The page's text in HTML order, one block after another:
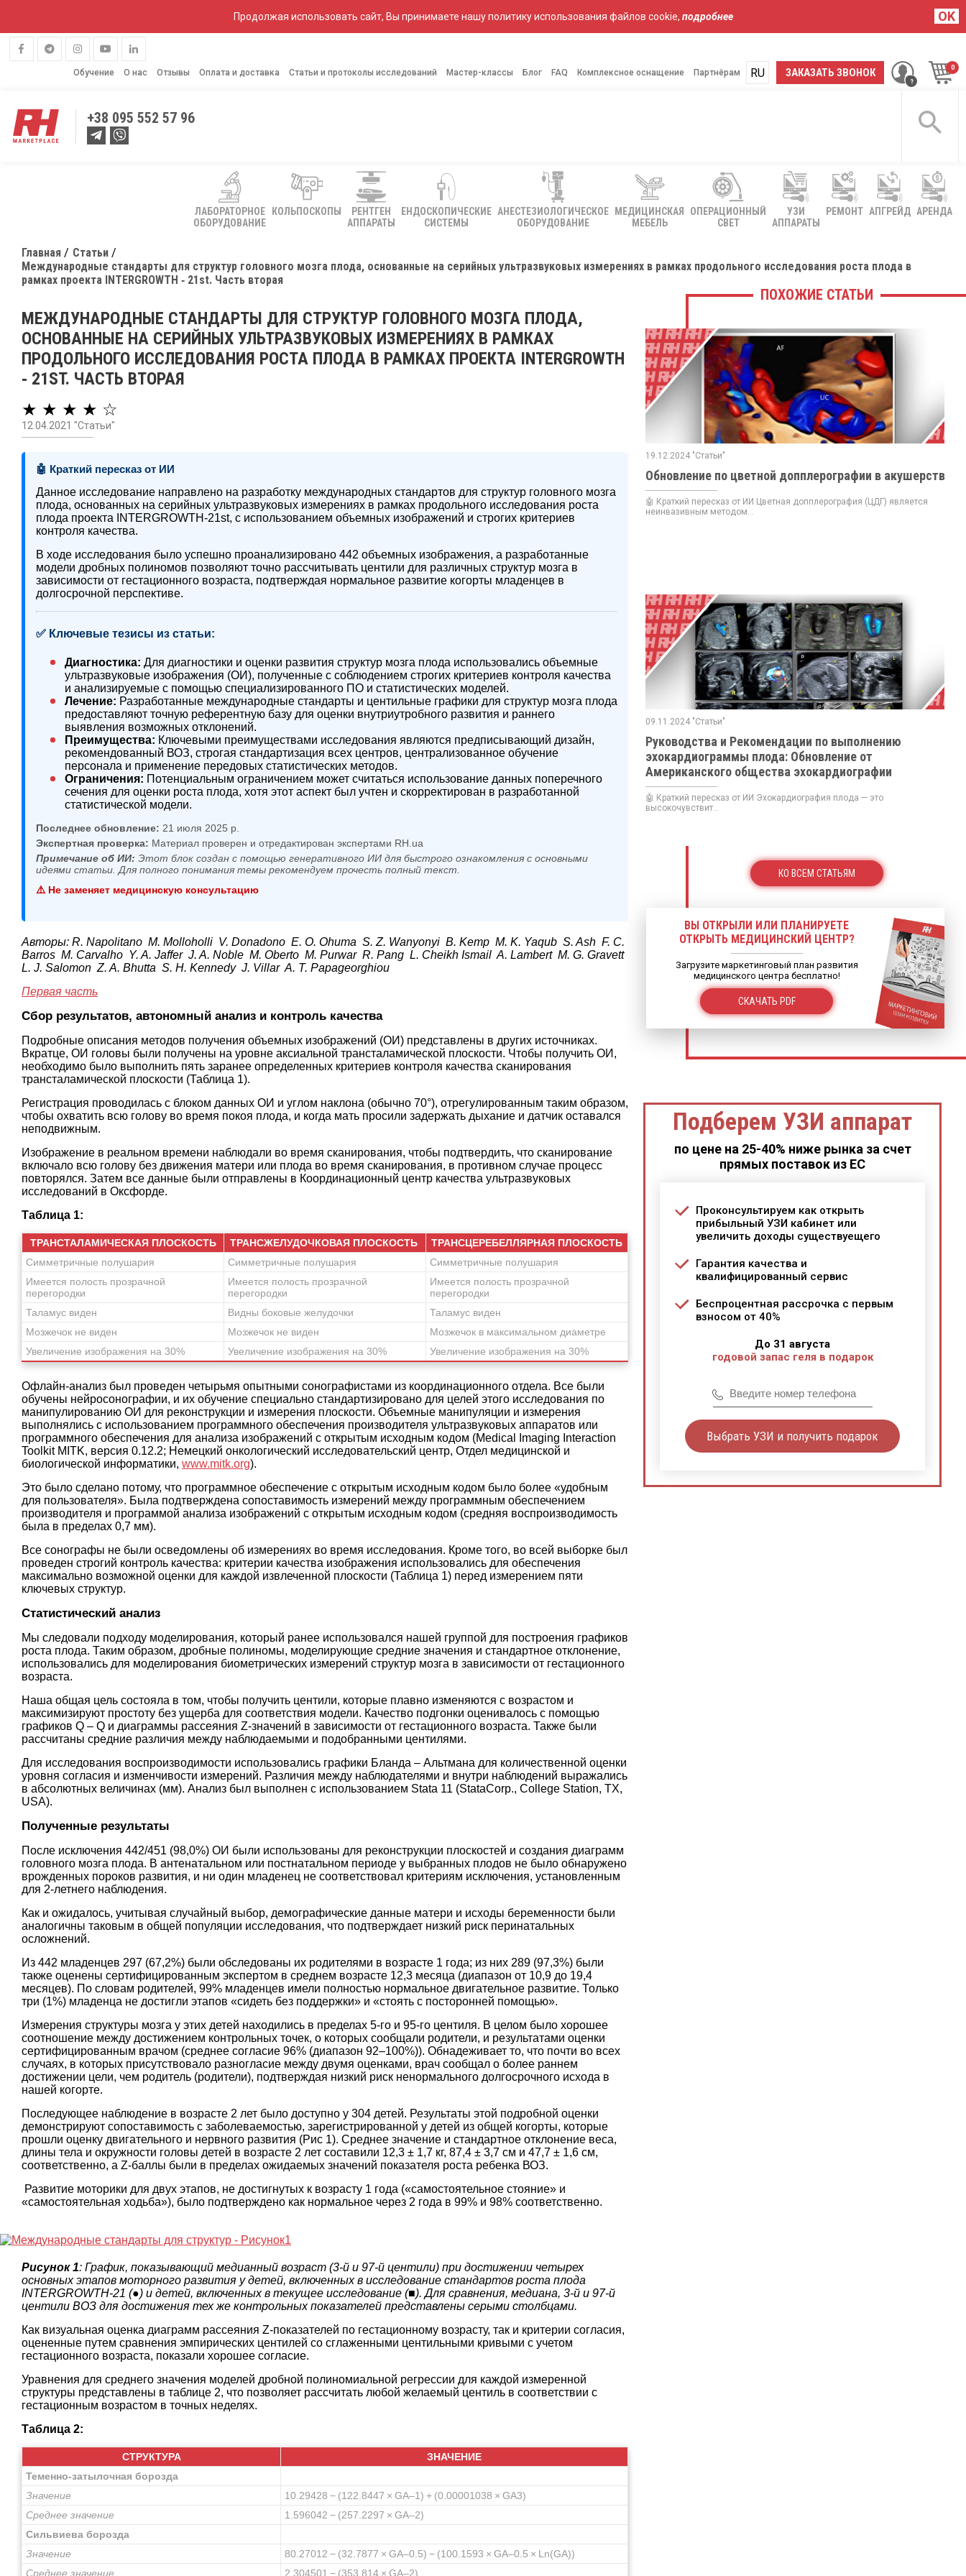
Продолжая использовать сайт, Вы принимаете нашу политику использования файлов cookie, подробнее OK
Обучение О нас Отзывы Оплата и доставка Статьи и протоколы исследований Мастер-классы Блог FAQ Комплексное оснащение Партнёрам ЗАКАЗАТЬ ЗВОНОК
RU
UA
+38 095 552 57 96
ЛАБОРАТОРНОЕ
ОБОРУДОВАНИЕ
КОЛЬПОСКОПЫ
РЕНТГЕН
АППАРАТЫ
ЕНДОСКОПИЧЕСКИЕ
СИСТЕМЫ
АНЕСТЕЗИОЛОГИЧЕСКОЕ
ОБОРУДОВАНИЕ
МЕДИЦИНСКАЯ
МЕБЕЛЬ
ОПЕРАЦИОННЫЙ
СВЕТ
УЗИ
АППАРАТЫ
РЕМОНТ АПГРЕЙД АРЕНДА
Главная
Статьи
Международные стандарты для структур головного мозга плода, основанные на серийных ультразвуковых измерениях в рамках продольного исследования роста плода в
рамках проекта INTERGROWTH ‐ 21st. Часть вторая
МЕЖДУНАРОДНЫЕ СТАНДАРТЫ ДЛЯ СТРУКТУР ГОЛОВНОГО МОЗГА ПЛОДА,
ОСНОВАННЫЕ НА СЕРИЙНЫХ УЛЬТРАЗВУКОВЫХ ИЗМЕРЕНИЯХ В РАМКАХ
ПРОДОЛЬНОГО ИССЛЕДОВАНИЯ РОСТА ПЛОДА В РАМКАХ ПРОЕКТА INTERGROWTH
‐ 21ST. ЧАСТЬ ВТОРАЯ
★ ★ ★ ★ ☆
12.04.2021 "Статьи"
🤖 Краткий пересказ от ИИ
Данное исследование направлено на разработку международных стандартов для структур головного мозга
плода, основанных на серийных ультразвуковых измерениях в рамках продольного исследования роста
плода проекта INTERGROWTH-21st, с использованием объемных изображений и строгих критериев
контроля качества.
В ходе исследования было успешно проанализировано 442 объемных изображения, а разработанные
модели дробных полиномов позволяют точно рассчитывать центили для различных структур мозга в
зависимости от гестационного возраста, подтверждая нормальное развитие когорты младенцев в
долгосрочной перспективе.
✅ Ключевые тезисы из статьи:
Диагностика: Для диагностики и оценки развития структур мозга плода использовались объемные
ультразвуковые изображения (ОИ), полученные с соблюдением строгих критериев контроля качества
и анализируемые с помощью специализированного ПО и статистических моделей.
Лечение: Разработанные международные стандарты и центильные графики для структур мозга плода
предоставляют точную референтную базу для оценки внутриутробного развития и раннего
выявления возможных отклонений.
Преимущества: Ключевыми преимуществами исследования являются предписывающий дизайн,
рекомендованный ВОЗ, строгая стандартизация всех центров, централизованное обучение
персонала и применение передовых статистических методов.
Ограничения: Потенциальным ограничением может считаться использование данных поперечного
сечения для оценки роста плода, хотя этот аспект был учтен и скорректирован в разработанной
статистической модели.
Последнее обновление: 21 июля 2025 р.
Экспертная проверка: Материал проверен и отредактирован экспертами RH.ua
Примечание об ИИ: Этот блок создан с помощью генеративного ИИ для быстрого ознакомления с основными
идеями статьи. Для полного понимания темы рекомендуем прочесть полный текст.
⚠️ Не заменяет медицинскую консультацию
Авторы: R. Napolitano M. Molloholli V. Donadono E. O. Ohuma S. Z. Wanyonyi B. Kemp M. K. Yaqub S. Ash F. C.
Barros M. Carvalho Y. A. Jaffer J. A. Noble M. Oberto M. Purwar R. Pang L. Cheikh Ismail A. Lambert M. G. Gravett
L. J. Salomon Z. A. Bhutta S. H. Kennedy J. Villar A. T. Papageorghiou
Первая часть
Сбор результатов, автономный анализ и контроль качества
Подробные описания методов получения объемных изображений (ОИ) представлены в других источниках.
Вкратце, ОИ головы были получены на уровне аксиальной трансталамической плоскости. Чтобы получить ОИ,
необходимо было выполнить пять заранее определенных критериев контроля качества сканирования
трансталамической плоскости (Таблица 1).
Регистрация проводилась с блоком данных ОИ и углом наклона (обычно 70°), отрегулированным таким образом,
чтобы охватить всю голову во время покоя плода, и когда мать просили задержать дыхание и датчик оставался
неподвижным.
Изображение в реальном времени наблюдали во время сканирования, чтобы подтвердить, что сканирование
включало всю голову без движения матери или плода во время сканирования, в противном случае процесс
повторялся. Затем все данные были отправлены в Координационный центр качества ультразвуковых
исследований в Оксфорде.
Таблица 1:
ТРАНСТАЛАМИЧЕСКАЯ ПЛОСКОСТЬ ТРАНСЖЕЛУДОЧКОВАЯ ПЛОСКОСТЬ
ТРАНСЦЕРЕБЕЛЛЯРНАЯ ПЛОСКОСТЬ
Симметричные полушария
Симметричные полушария
Симметричные полушария
Имеется полость прозрачной
перегородки
Имеется полость прозрачной
перегородки
Имеется полость прозрачной
перегородки
Таламус виден
Видны боковые желудочки
Таламус виден
Мозжечок не виден
Мозжечок не виден
Мозжечок в максимальном диаметре
Увеличение изображения на 30%
Увеличение изображения на 30% Увеличение изображения на 30%
Офлайн-анализ был проведен четырьмя опытными сонографистами из координационного отдела. Все были
обучены нейросонографии, и их обучение специально стандартизировано для целей этого исследования по
манипулированию ОИ для реконструкции и измерения плоскости. Объемные манипуляции и измерения
выполнялись с использованием программного обеспечения производителя ультразвуковых аппаратов или
программного обеспечения для анализа изображений с открытым исходным кодом (Medical Imaging Interaction
Toolkit MITK, версия 0.12.2; Немецкий онкологический исследовательский центр, Отдел медицинской и
биологической информатики, www.mitk.org).
Это было сделано потому, что программное обеспечение с открытым исходным кодом было более «удобным
для пользователя». Была подтверждена сопоставимость измерений между программным обеспечением
производителя и программой анализа изображений с открытым исходным кодом (средняя воспроизводимость
была в пределах 0,7 мм).
Все сонографы не были осведомлены об измерениях во время исследования. Кроме того, во всей выборке был
проведен строгий контроль качества: критерии качества изображения использовались для обеспечения
максимально возможной оценки для каждой извлеченной плоскости (Таблица 1) перед измерением пяти
ключевых структур.
Статистический анализ
Мы следовали подходу моделирования, который ранее использовался нашей группой для построения графиков
роста плода. Таким образом, дробные полиномы, моделирующие средние значения и стандартное отклонение,
использовались для моделирования биометрических измерений структур мозга в зависимости от гестационного
возраста.
Наша общая цель состояла в том, чтобы получить центили, которые плавно изменяются с возрастом и
максимизируют простоту без ущерба для соответствия модели. Качество подгонки оценивалось с помощью
графиков Q – Q и диаграммы рассеяния Z-значений в зависимости от гестационного возраста. Также были
рассчитаны средние различия между наблюдаемыми и подобранными центилями.
Для исследования воспроизводимости использовались графики Бланда – Альтмана для количественной оценки
уровня согласия и изменчивости измерений. Различия между наблюдателями и внутри наблюдений выражались
в абсолютных величинах (мм). Анализ был выполнен с использованием Stata 11 (StataCorp., College Station, TX,
USA).
Полученные результаты
После исключения 442/451 (98,0%) ОИ были использованы для реконструкции плоскостей и создания диаграмм
головного мозга плода. В антенатальном или постнатальном периоде у выбранных плодов не было обнаружено
врожденных пороков развития, и ни один младенец не соответствовал критериям исключения, установленным
для 2-летнего наблюдения.
Как и ожидалось, учитывая случайный выбор, демографические данные матери и исходы беременности были
аналогичны таковым в общей популяции исследования, что подтверждает низкий риск перинатальных
осложнений.
Из 442 младенцев 297 (67,2%) были обследованы их родителями в возрасте 1 года; из них 289 (97,3%) были
также оценены сертифицированным экспертом в среднем возрасте 12,3 месяца (диапазон от 10,9 до 19,4
месяцев). По словам родителей, 99% младенцев имели полностью нормальное двигательное развитие. Только
три (1%) младенца не достигли этапов «сидеть без поддержки» и «стоять с посторонней помощью».
Измерения структуры мозга у этих детей находились в пределах 5-го и 95-го центиля. В целом было хорошее
соотношение между достижением контрольных точек, о которых сообщали родители, и результатами оценки
сертифицированным врачом (среднее согласие 96% (диапазон 92–100%)). Обнадеживает то, что почти во всех
случаях, в которых присутствовало разногласие между двумя оценками, врач сообщал о более раннем
достижении цели, чем родитель (родители), подтверждая низкий риск ненормального долгосрочного исхода в
нашей когорте.
Последующее наблюдение в возрасте 2 лет было доступно у 304 детей. Результаты этой подробной оценки
демонстрируют сопоставимость с заболеваемостью, зарегистрированной у детей из общей когорты, которые
прошли оценку двигательного и нервного развития (Рис 1). Среднее значение и стандартное отклонение веса,
длины тела и окружности головы детей в возрасте 2 лет составили 12,3 ± 1,7 кг, 87,4 ± 3,7 см и 47,7 ± 1,6 см,
соответственно, а Z-баллы были в пределах ожидаемых значений показателя роста ребенка ВОЗ.
Развитие моторики для двух этапов, не достигнутых к возрасту 1 года («самостоятельное стояние» и
«самостоятельная ходьба»), было подтверждено как нормальное через 2 года в 99% и 98% соответственно.
Рисунок 1: График, показывающий медианный возраст (3-й и 97-й центили) при достижении четырех
основных этапов моторного развития у детей, включенных в исследование стандартов роста плода
INTERGROWTH-21 (●) и детей, включенных в текущее исследование (■). Для сравнения, медиана, 3-й и 97-й
центили ВОЗ для достижения тех же контрольных показателей представлены серыми столбцами.
Как визуальная оценка диаграмм рассеяния Z-показателей по гестационному возрасту, так и критерии согласия,
оцененные путем сравнения эмпирических центилей со сглаженными центильными кривыми с учетом
гестационного возраста, показали хорошее согласие.
Уравнения для среднего значения моделей дробной полиномиальной регрессии для каждой измеренной
структуры представлены в таблице 2, что позволяет рассчитать любой желаемый центиль в соответствии с
гестационным возрастом в точных неделях.
Таблица 2:
СТРУКТУРА
ЗНАЧЕНИЕ
Теменно-затылочная борозда
Значение
10.29428 − (122.8447 × GA–1) + (0.00001038 × GA3)
Среднее значение
1.596042 − (257.2297 × GA–2)
Сильвиева борозда
Значение
80.27012 − (32.7877 × GA–0.5) − (100.1593 × GA–0.5 × Ln(GA))
Среднее значение
2.304501 − (353.814 × GA–2)
ПОХОЖИЕ СТАТЬИ
19.12.2024 "Статьи"
Обновление по цветной допплерографии в акушерстве
🤖 Краткий пересказ от ИИ Цветная допплерография (ЦДГ) является
неинвазивным методом...
09.11.2024 "Статьи"
Руководства и Рекомендации по выполнению
эхокардиограммы плода: Обновление от
Американского общества эхокардиографии
🤖 Краткий пересказ от ИИ Эхокардиография плода — это
высокочувствит...
КО ВСЕМ СТАТЬЯМ
ВЫ ОТКРЫЛИ ИЛИ ПЛАНИРУЕТЕ
ОТКРЫТЬ МЕДИЦИНСКИЙ ЦЕНТР?
Загрузите маркетинговый план развития
медицинского центра бесплатно!
СКАЧАТЬ PDF
Подберем УЗИ аппарат
по цене на 25-40% ниже рынка за счет
прямых поставок из ЕС
Проконсультируем как открыть
прибыльный УЗИ кабинет или
увеличить доходы существуещего
Гарантия качества и
квалифицированный сервис
Беспроцентная рассрочка с первым
взносом от 40%
До 31 августа
годовой запас геля в подарок
Выбрать УЗИ и получить подарок